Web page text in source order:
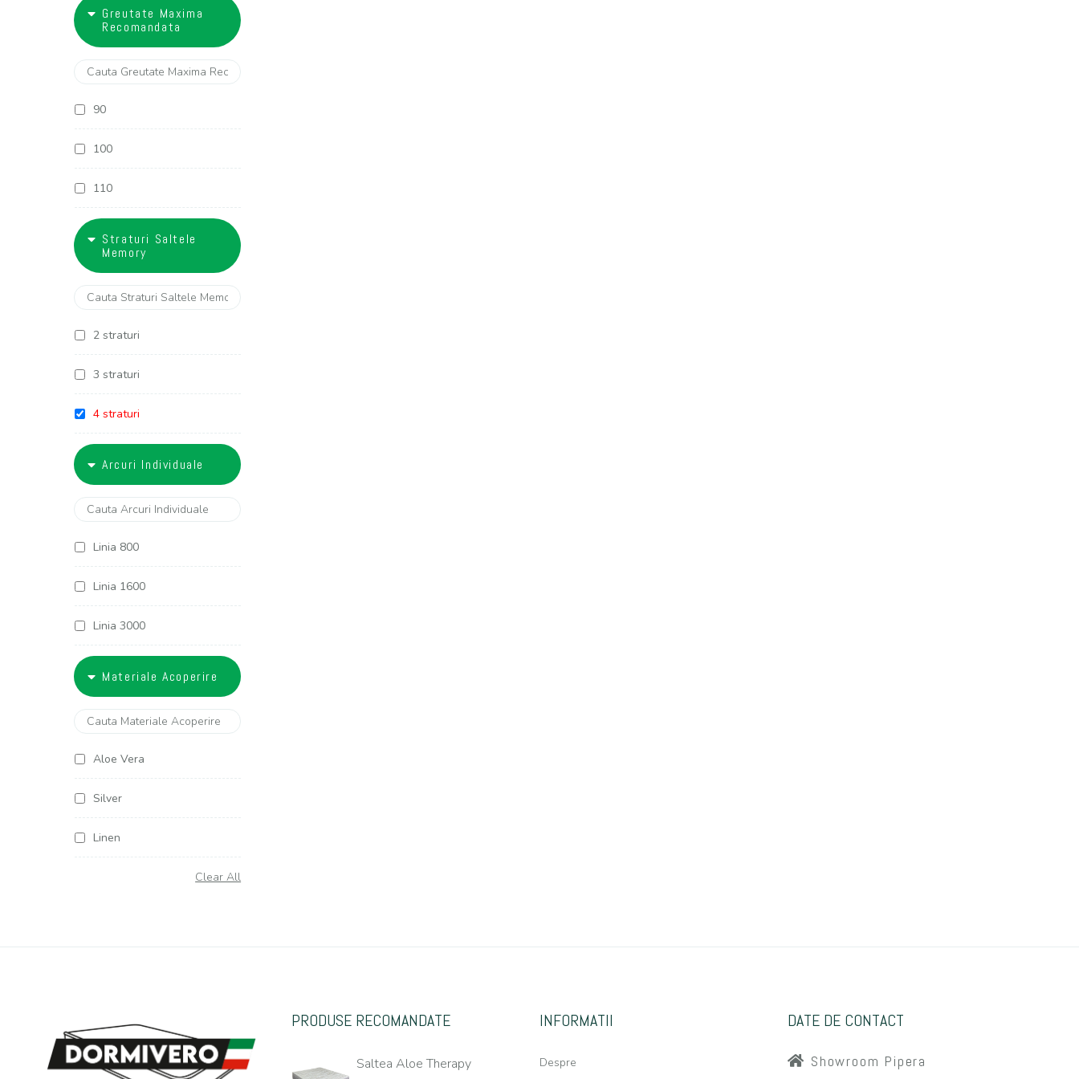
27 cm
28 cm
29 cm
30 cm
32 cm
Greutate Maxima
Recomandata
90
100
110
Straturi Saltele
Memory
2 straturi
3 straturi
4 straturi
Arcuri Individuale
Linia 800
Linia 1600
Linia 3000
Materiale Acoperire
Aloe Vera
Silver
Linen
Casmir
Jacquard
Clear All
PRODUSE RECOMANDATE
Saltea Aloe Therapy
INFORMATII
Despre
DATE DE CONTACT
Showroom Pipera